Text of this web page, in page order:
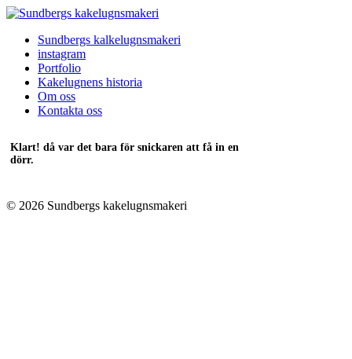
Sundbergs kalkelugnsmakeri
instagram
Portfolio
Kakelugnens historia
Om oss
Kontakta oss
Klart! då var det bara för snickaren att få in en
dörr.
© 2026 Sundbergs kakelugnsmakeri